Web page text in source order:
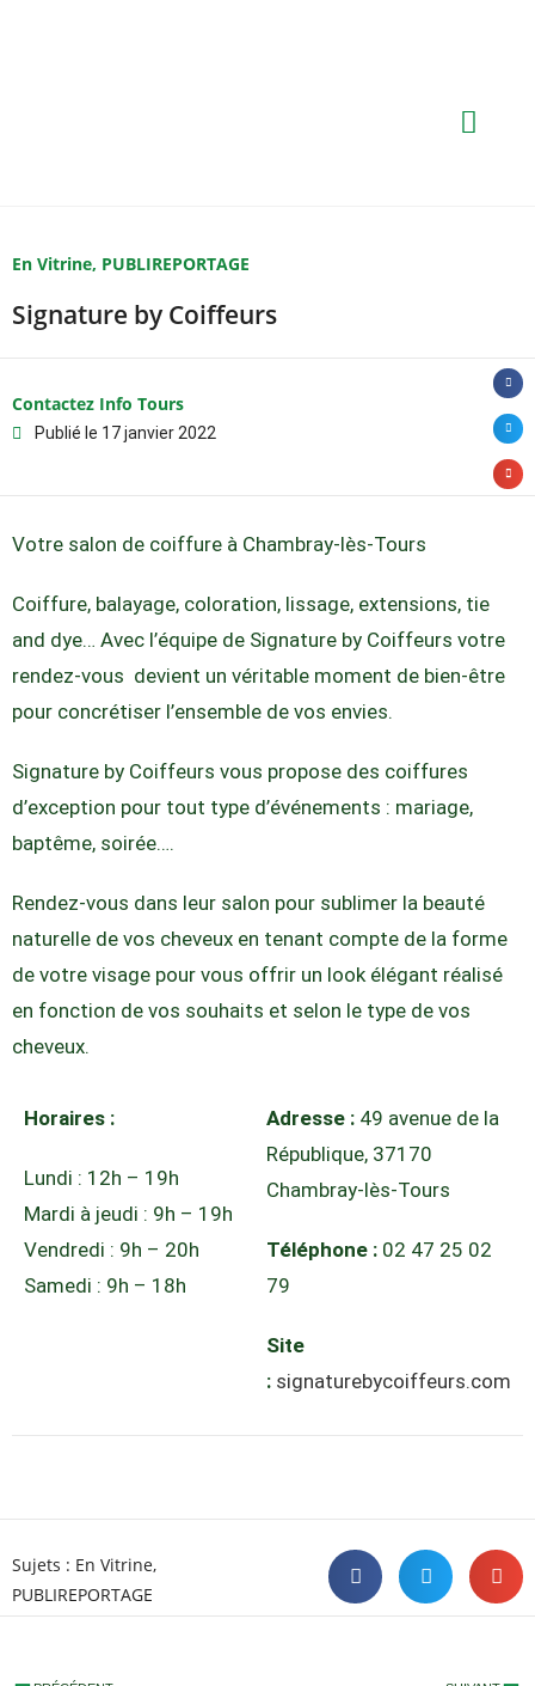
En Vitrine, PUBLIREPORTAGE
Signature by Coiffeurs
Contactez Info Tours
Publié le 17 janvier 2022
Votre salon de coiffure à Chambray-lès-Tours
Coiffure, balayage, coloration, lissage, extensions, tie
and dye… Avec l’équipe de Signature by Coiffeurs votre
rendez-vous devient un véritable moment de bien-être
pour concrétiser l’ensemble de vos envies.
Signature by Coiffeurs vous propose des coiffures
d’exception pour tout type d’événements : mariage,
baptême, soirée….
Rendez-vous dans leur salon pour sublimer la beauté
naturelle de vos cheveux en tenant compte de la forme
de votre visage pour vous offrir un look élégant réalisé
en fonction de vos souhaits et selon le type de vos
cheveux.
Horaires :
Lundi : 12h – 19h
Mardi à jeudi : 9h – 19h
Vendredi : 9h – 20h
Samedi : 9h – 18h
Adresse : 49 avenue de la
République, 37170
Chambray-lès-Tours
Téléphone : 02 47 25 02
79
Site
: signaturebycoiffeurs.com
Sujets : En Vitrine,
PUBLIREPORTAGE